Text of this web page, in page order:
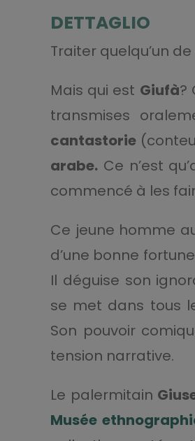
DETTAGLIO
Traiter quelqu’un
Mais qui est Giufà?
transmises
cantastorie
arabe.Ce n’est
commencé à les
Ce jeune homme
d’une bonne
Il déguise son
se met dans tous
Son pouvoir
tension narrative.
Le palermitain
Musée